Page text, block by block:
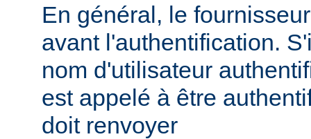
En général, le
avant l'authentification.
nom d'utilisateur
est appelé à être
doit renvoyer